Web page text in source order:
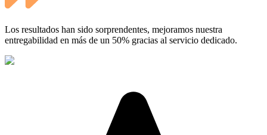
Los resultados han sido sorprendentes, mejoramos nuestra
entregabilidad en más de un 50% gracias al servicio dedicado.